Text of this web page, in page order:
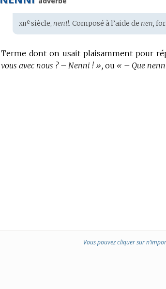
Étymologie
:
xiie siècle,nenil. Composé à l’aide denen,
Terme dont on usait plaisamment pour
vous avec nous ? – Nenni ! », ou « – Que
Vous pouvez cliquer sur